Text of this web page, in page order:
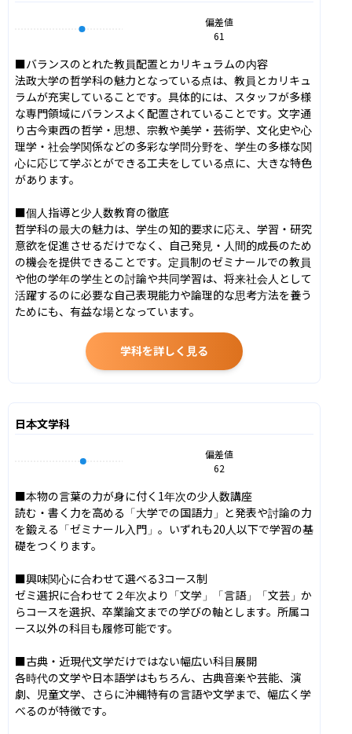
偏差値
61
■バランスのとれた教員配置とカリキュラムの内容
法政大学の哲学科の魅力となっている点は、教員とカリキュ
ラムが充実していることです。具体的には、スタッフが多様
な専門領域にバランスよく配置されていることです。文字通
り古今東西の哲学・思想、宗教や美学・芸術学、文化史や心
理学・社会学関係などの多彩な学問分野を、学生の多様な関
心に応じて学ぶとができる工夫をしている点に、大きな特色
があります。
■個人指導と少人数教育の徹底
哲学科の最大の魅力は、学生の知的要求に応え、学習・研究
意欲を促進させるだけでなく、自己発見・人間的成長のため
の機会を提供できることです。定員制のゼミナールでの教員
や他の学年の学生との討論や共同学習は、将来社会人として
活躍するのに必要な自己表現能力や論理的な思考方法を養う
ためにも、有益な場となっています。
学科を詳しく見る
日本文学科
偏差値
62
■本物の言葉の力が身に付く1年次の少人数講座
読む・書く力を高める「大学での国語力」と発表や討論の力
を鍛える「ゼミナール入門」。いずれも20人以下で学習の基
礎をつくります。
■興味関心に合わせて選べる3コース制
ゼミ選択に合わせて２年次より「文学」「言語」「文芸」か
らコースを選択、卒業論文までの学びの軸とします。所属コ
ース以外の科目も履修可能です。
■古典・近現代文学だけではない幅広い科目展開
各時代の文学や日本語学はもちろん、古典音楽や芸能、演
劇、児童文学、さらに沖縄特有の言語や文学まで、幅広く学
べるのが特徴です。